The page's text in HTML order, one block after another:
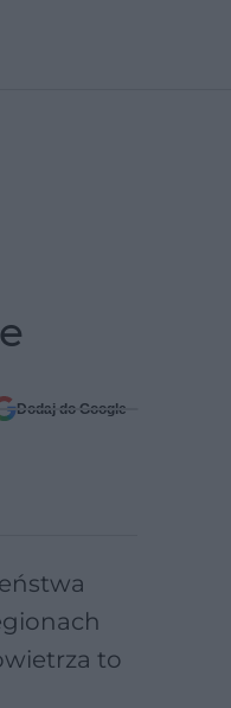
Dodaj do Google
to